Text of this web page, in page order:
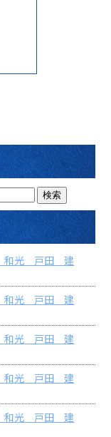
光 戸田 建
光 戸田 建
光 戸田 建
光 戸田 建
光 戸田 建